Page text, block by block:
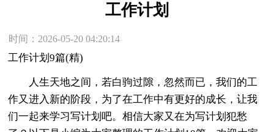
工作计划
时间：2026-05-20 04:20:14
工作计划9篇(精)
人生天地之间，若白驹过隙，忽然而已，我们的工
作又进入新的阶段，为了在工作中有更好的成长，让我
们一起来学习写计划吧。相信大家又在为写计划犯愁